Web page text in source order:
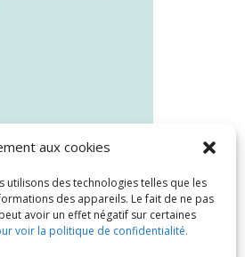
aux cookies
utilisons des technologies telles que les
des appareils. Le fait de ne pas
avoir un effet négatif sur certaines
voir la politique de confidentialité.